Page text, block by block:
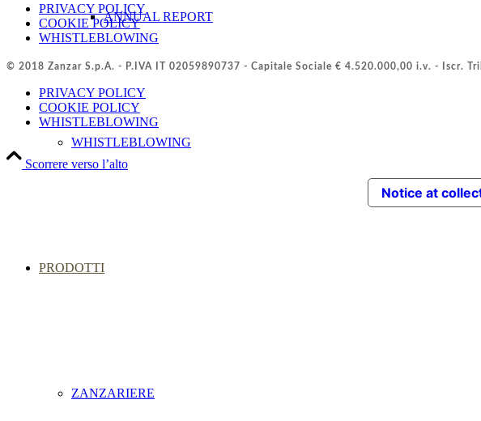
ANNUAL REPORT
WHISTLEBLOWING
PRODOTTI
ZANZARIERE
PRIVACY POLICY
COOKIE POLICY
WHISTLEBLOWING
© 2018 Zanzar S.p.A. - P.IVA IT 02059890737 - Capitale Sociale € 4.520.000,00 i.v. - Iscr.
PRIVACY POLICY
COOKIE POLICY
WHISTLEBLOWING
Scorrere verso l’alto
Notice at